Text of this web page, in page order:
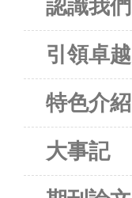
認識我們
引領卓越
特色介紹
大事記